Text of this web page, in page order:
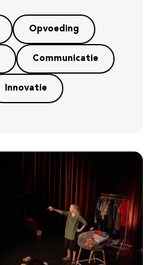
Opvoeding
Communicatie
Innovatie